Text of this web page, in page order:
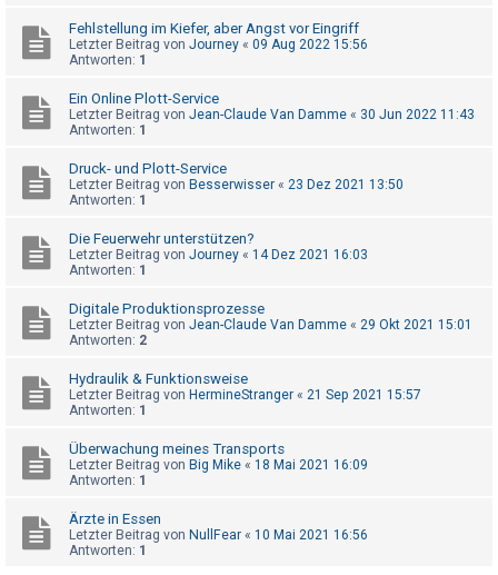
n
U
n
b
e
n
t
o
r
t
e
e
T
h
e
Fehlstellung im Kiefer, aber Angst vor Eingriff
Letzter Beitrag von Journey « 09 Aug 2022 15:56
Antworten: 1
Ein Online Plott-Service
Letzter Beitrag von Jean-Claude Van Damme « 30 Jun 2022 11:43
Antworten: 1
Druck- und Plott-Service
Letzter Beitrag von Besserwisser « 23 Dez 2021 13:50
Antworten: 1
Die Feuerwehr unterstützen?
Letzter Beitrag von Journey « 14 Dez 2021 16:03
Antworten: 1
Digitale Produktionsprozesse
Letzter Beitrag von Jean-Claude Van Damme « 29 Okt 2021 15:01
Antworten: 2
Hydraulik & Funktionsweise
Letzter Beitrag von HermineStranger « 21 Sep 2021 15:57
Antworten: 1
Überwachung meines Transports
Letzter Beitrag von Big Mike « 18 Mai 2021 16:09
Antworten: 1
Ärzte in Essen
Letzter Beitrag von NullFear « 10 Mai 2021 16:56
Antworten: 1